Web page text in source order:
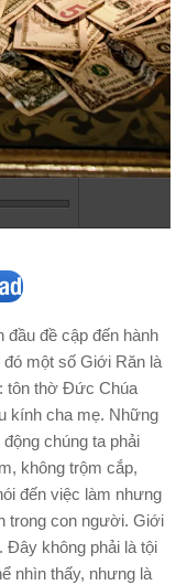
đề cập đến hành
một số Giới Răn là
tôn thờ Ðức Chúa
kính cha mẹ. Những
chúng ta phải
không trộm cắp,
đến việc làm nhưng
trong con người. Giới
Ðây không phải là tội
nhìn thấy, nhưng là